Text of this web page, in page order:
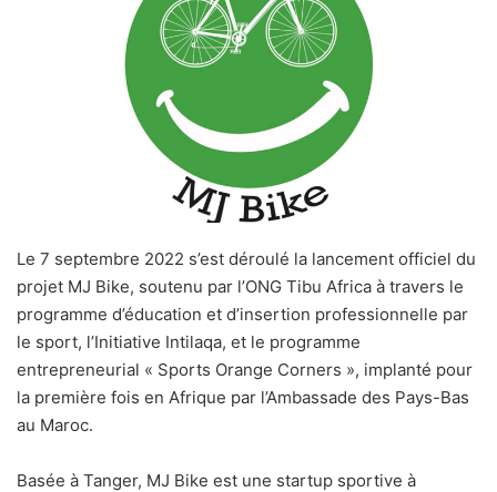
Le 7 septembre 2022 s’est déroulé la lancement officiel du
projet MJ Bike, soutenu par l’ONG Tibu Africa à travers le
programme d’éducation et d’insertion professionnelle par
le sport, l’Initiative Intilaqa, et le programme
entrepreneurial « Sports Orange Corners », implanté pour
la première fois en Afrique par l’Ambassade des Pays-Bas
au Maroc.
Basée à Tanger, MJ Bike est une startup sportive à